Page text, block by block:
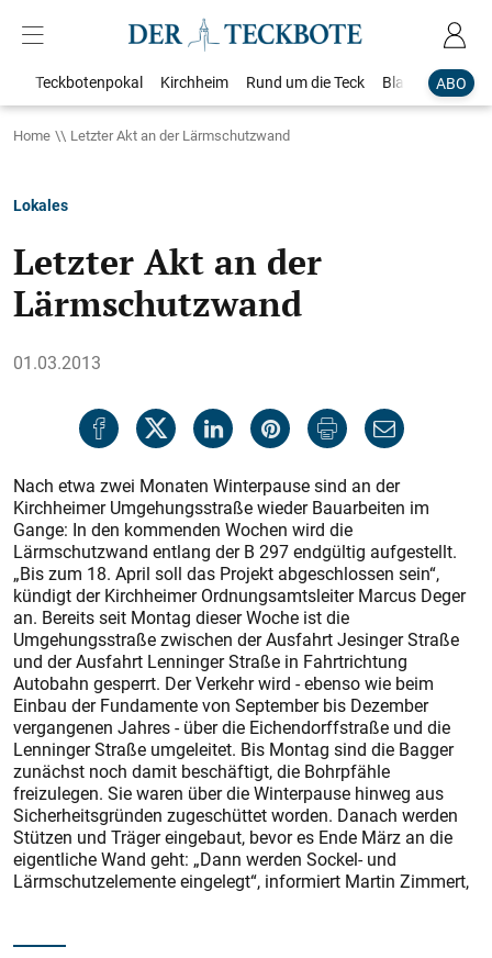
ABO
Teckbotenpokal Kirchheim Rund um die Teck Blaulicht
Home Letzter Akt an der Lärmschutzwand
Lokales
Letzter Akt an der
Lärmschutzwand
01.03.2013
Nach etwa zwei Monaten Winterpause sind an der
Kirchheimer Umgehungsstraße wieder Bauarbeiten im
Gange: In den kommenden Wochen wird die
Lärmschutzwand entlang der B 297 endgültig aufgestellt.
„Bis zum 18. April soll das Projekt abgeschlossen sein“,
kündigt der Kirchheimer Ordnungsamtsleiter Marcus Deger
an. Bereits seit Montag dieser Woche ist die
Umgehungsstraße zwischen der Ausfahrt Jesinger Straße
und der Ausfahrt Lenninger Straße in Fahrtrichtung
Autobahn gesperrt. Der Verkehr wird - ebenso wie beim
Einbau der Fundamente von September bis Dezember
vergangenen Jahres - über die Eichendorffstraße und die
Lenninger Straße umgeleitet. Bis Montag sind die Bagger
zunächst noch damit beschäftigt, die Bohrpfähle
freizulegen. Sie waren über die Winterpause hinweg aus
Sicherheitsgründen zugeschüttet worden. Danach werden
Stützen und Träger eingebaut, bevor es Ende März an die
eigentliche Wand geht: „Dann werden Sockel- und
Lärmschutzelemente eingelegt“, informiert Martin Zimmert,